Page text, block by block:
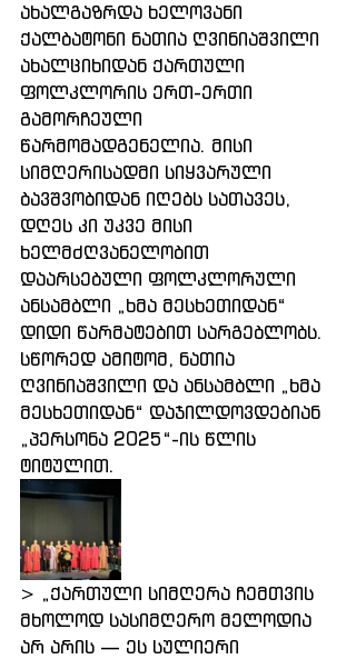
ახალგაზრდა ხელოვანი
ქალბატონი ნათია ღვინიაშვილი
ახალციხიდან ქართული
ფოლკლორის ერთ-ერთი
გამორჩეული
წარმომადგენელია. მისი
სიმღერისადმი სიყვარული
ბავშვობიდან იღებს სათავეს,
დღეს კი უკვე მისი
ხელმძღვანელობით
დაარსებული ფოლკლორული
ანსამბლი „ხმა მესხეთიდან“
დიდი წარმატებით სარგებლობს.
სწორედ ამიტომ, ნათია
ღვინიაშვილი და ანსამბლი „ხმა
მესხეთიდან“ დაჯილდოვდებიან
„პერსონა 2025“-ის წლის
ტიტულით.
> „ქართული სიმღერა ჩემთვის
მხოლოდ სასიმღერო მელოდია
არ არის — ეს სულიერი